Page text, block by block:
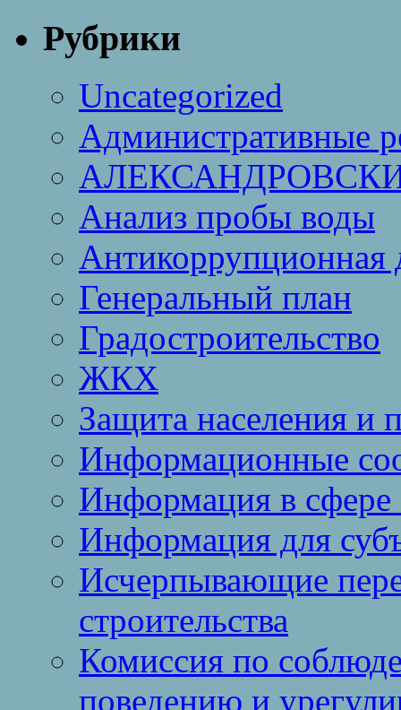
Рубрики
Uncategorized
Административные
Анализ пробы воды
Антикоррупционная
Генеральный план
Градостроительство
ЖКХ
Защита населения
Информационные
Информация в сфере
Информация для
Исчерпывающие
строительства
Комиссия по
поведению и